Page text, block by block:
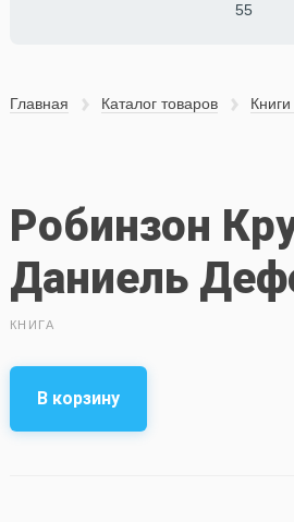
55
Главная Каталог товаров
Робинзон
Даниель
КНИГА
В корзину